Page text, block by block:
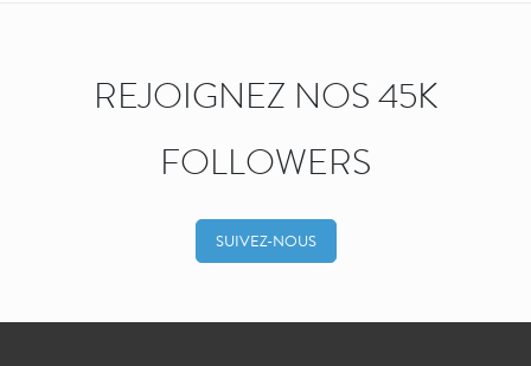
REJOIGNEZ NOS 45K
FOLLOWERS
SUIVEZ-NOUS